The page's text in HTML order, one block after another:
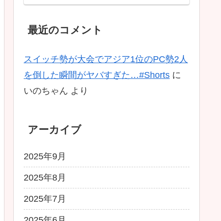
最近のコメント
スイッチ勢が大会でアジア1位のPC勢2人
を倒した瞬間がヤバすぎた…#Shorts に
いのちゃん より
アーカイブ
2025年9月
2025年8月
2025年7月